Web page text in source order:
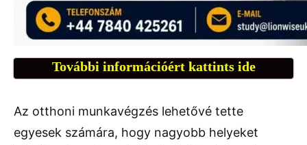
További információért kattints ide
Az otthoni munkavégzés lehetővé tette
egyesek számára, hogy nagyobb helyeket